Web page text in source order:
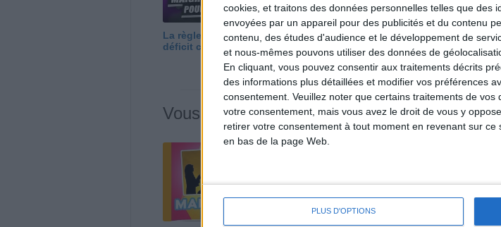
cookies, et traitons des données personnelles telles que des
envoyées par un appareil pour des publicités et du contenu
contenu, des études d'audience et le développement de
et nous-mêmes pouvons utiliser des données de
En cliquant, vous pouvez consentir aux traitements décrits
des informations plus détaillées et modifier vos préférences
consentement. Veuillez noter que certains traitements de
votre consentement, mais vous avez le droit de vous y
retirer votre consentement à tout moment en revenant sur
en bas de la page Web.
PLUS D'OPTIONS
La règle N°1 pour maigrir : le
déficit calorique
Perdre 10 kg : ma méthode
est imparable
Et
Vous m'avez demandé